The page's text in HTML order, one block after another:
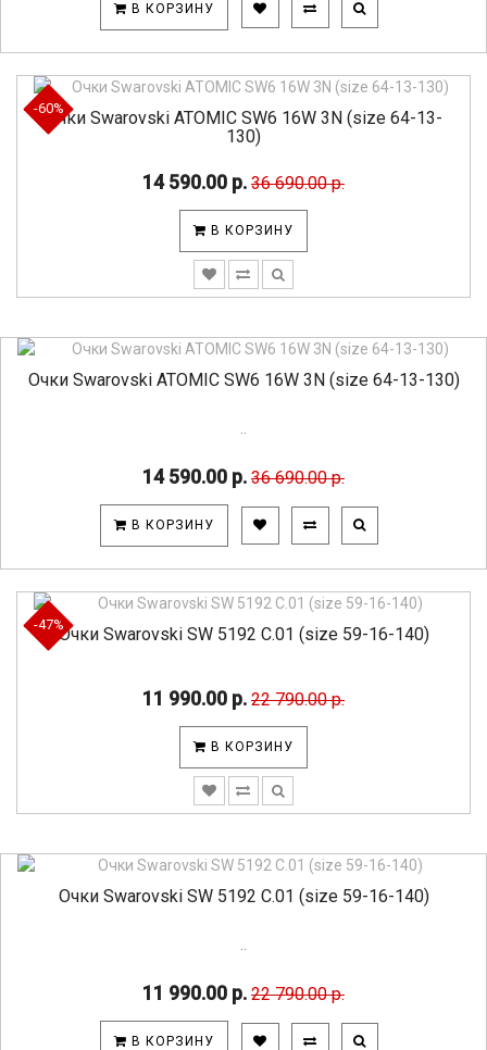
В КОРЗИНУ
-60%
Очки Swarovski ATOMIC SW6 16W 3N (size 64-13-
130)
14 590.00 р. 36 690.00 р.
В КОРЗИНУ
Очки Swarovski ATOMIC SW6 16W 3N (size 64-13-130)
14 590.00 р. 36 690.00 р.
В КОРЗИНУ
-47%Очки Swarovski SW 5192 C.01 (size 59-16-140)
11 990.00 р. 22 790.00 р.
В КОРЗИНУ
Очки Swarovski SW 5192 C.01 (size 59-16-140)
11 990.00 р. 22 790.00 р.
В КОРЗИНУ